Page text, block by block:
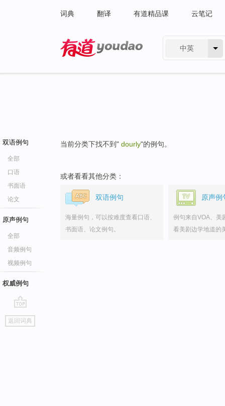
词典 翻译 有道精品课 云笔记
中英
双语例句
全部
口语
书面语
论文
原声例句
全部
音频例句
视频例句
权威例句
go
top
返回词典
当前分类下找不到" dourly"的例句。
或者看看其他分类：
双语例句
海量例句，可以按难度查看口语、
书面语、论文例句。
原声例
例句来自VOA、美
看美剧边学地道的